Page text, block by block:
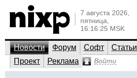
7 августа 2026,
пятница,
16:16:25 MSK
Новости Форум Софт Статьи
Проект
Реклама Войти